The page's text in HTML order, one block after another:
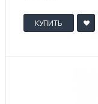
КУПИТЬ